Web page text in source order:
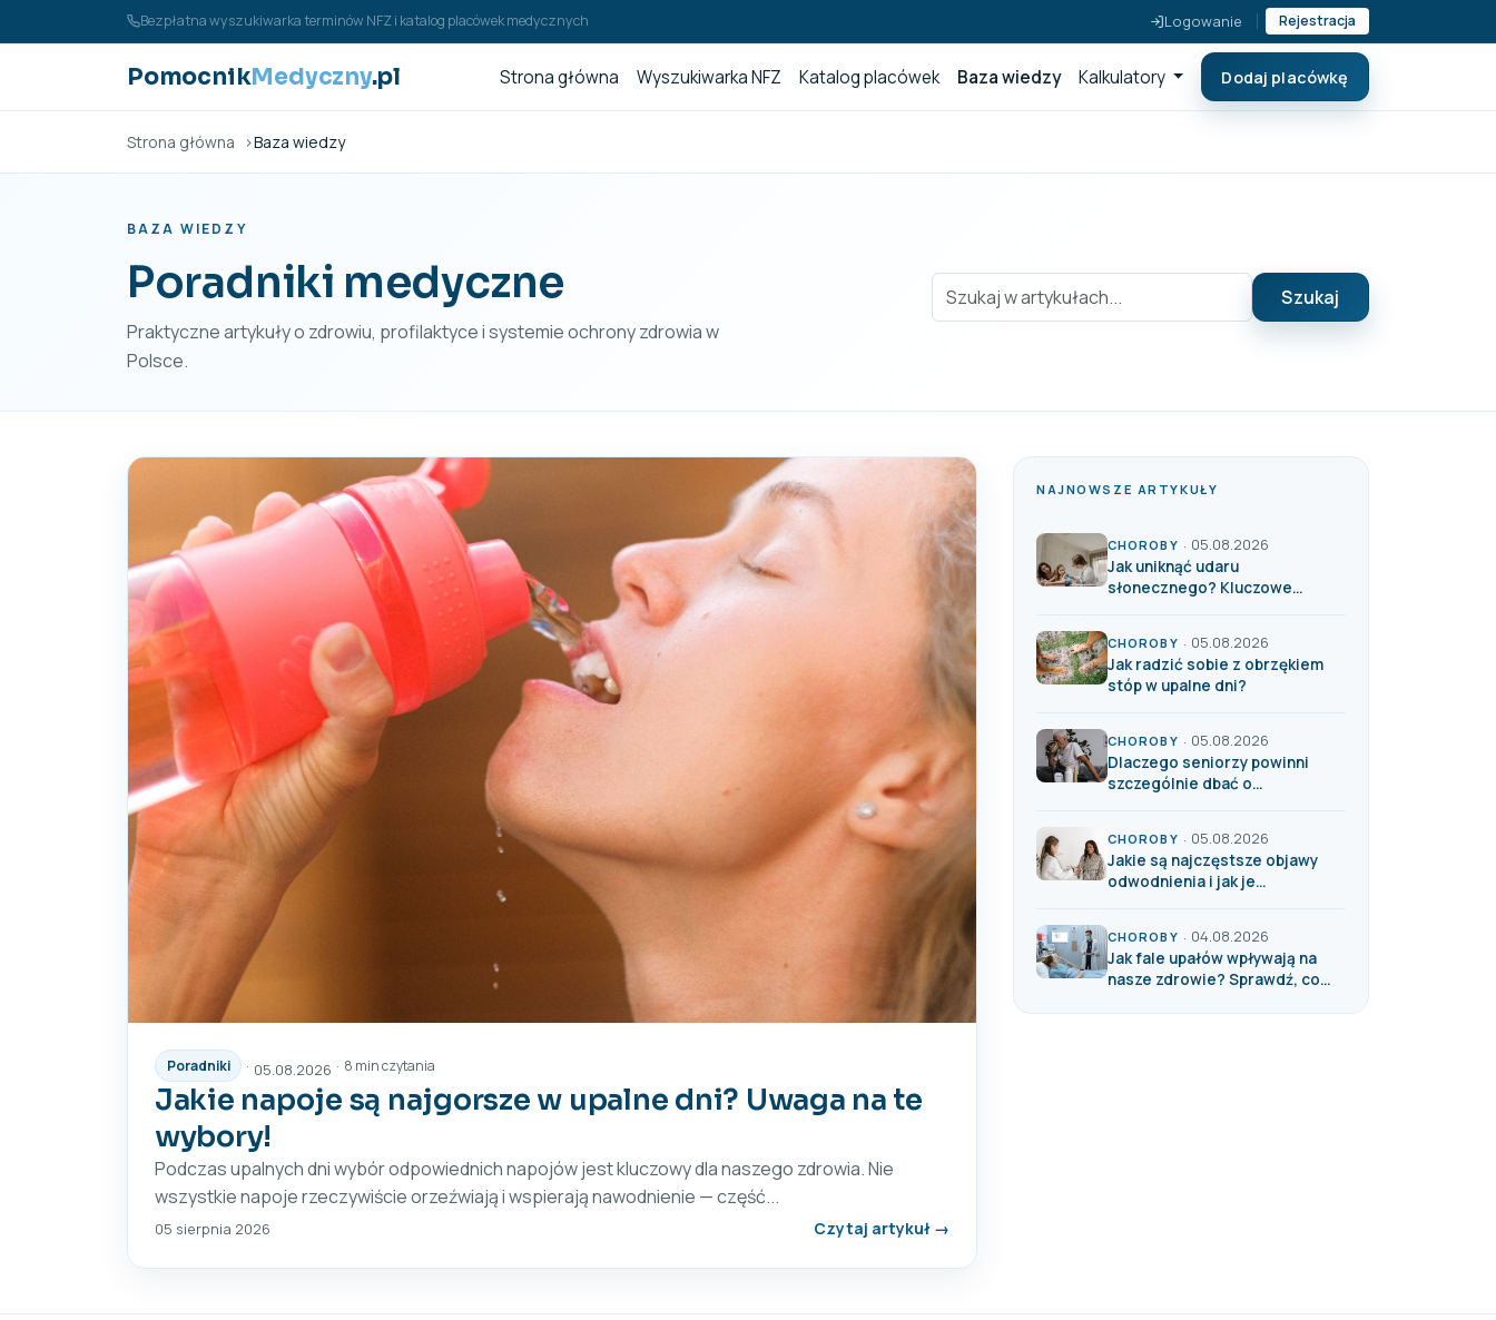
Przejdź do treści Bezpłatna wyszukiwarka terminów NFZ i katalog placówek medycznych Logowanie Rejestracja
PomocnikMedyczny.pl Strona główna Wyszukiwarka NFZ Katalog placówek Baza wiedzy Kalkulatory Dodaj placówkę
Strona główna Baza wiedzy
BAZA WIEDZY
Poradniki medyczne
Praktyczne artykuły o zdrowiu, profilaktyce i systemie ochrony zdrowia w
Polsce.
Szukaj
Poradniki · 05.08.2026 · 8 min czytania
Jakie napoje są najgorsze w upalne dni? Uwaga na te
wybory!
Podczas upalnych dni wybór odpowiednich napojów jest kluczowy dla naszego zdrowia. Nie
wszystkie napoje rzeczywiście orzeźwiają i wspierają nawodnienie — część...
05 sierpnia 2026 Czytaj artykuł →
NAJNOWSZE ARTYKUŁY
CHOROBY · 05.08.2026
Jak uniknąć udaru
słonecznego? Kluczowe
CHOROBY · 05.08.2026
Jak radzić sobie z obrzękiem
stóp w upalne dni?
CHOROBY · 05.08.2026
Dlaczego seniorzy powinni
szczególnie dbać o
CHOROBY · 05.08.2026
Jakie są najczęstsze objawy
odwodnienia i jak je
CHOROBY · 04.08.2026
Jak fale upałów wpływają na
nasze zdrowie? Sprawdź, co